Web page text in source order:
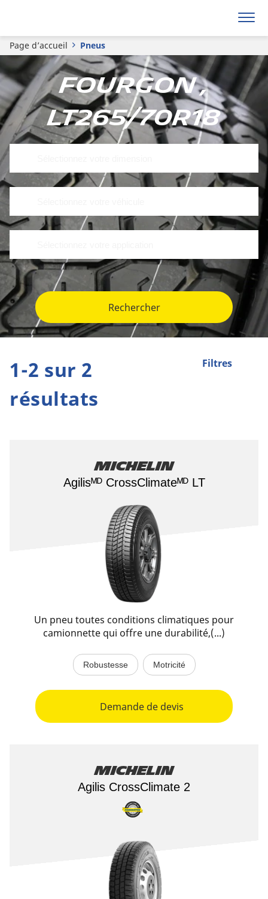
Page d’accueil Pneus
Fourgon ,
LT265/70R18
Rechercher
Filtres
1-2 sur 2
résultats
Michelin
Agilisᴹᴰ CrossClimateᴹᴰ LT
Un pneu toutes conditions climatiques pour
camionnette qui offre une durabilité,(...)
Robustesse Motricité
Demande de devis
Michelin
Agilis CrossClimate 2